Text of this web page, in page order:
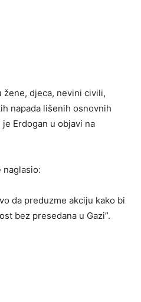
žene, djeca, nevini civili,
napada lišenih osnovnih
Erdogan u objavi na
da preduzme akciju kako bi
bez presedana u Gazi”.